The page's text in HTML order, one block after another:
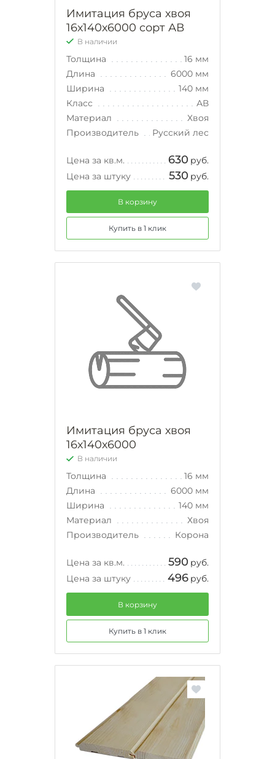
Имитация бруса хвоя
16х140х6000 сорт АВ
В наличии
Толщина
16 мм
Длина
6000 мм
Ширина
140 мм
Класс
АВ
Материал
Хвоя
Производитель
Русский лес
Цена за кв.м. 630 руб.
Цена за штуку
530 руб.
В корзину
Купить в 1 клик
Имитация бруса хвоя
16х140х6000
В наличии
Толщина
16 мм
Длина
6000 мм
Ширина
140 мм
Материал
Хвоя
Производитель
Корона
Цена за кв.м. 590 руб.
Цена за штуку
496 руб.
В корзину
Купить в 1 клик